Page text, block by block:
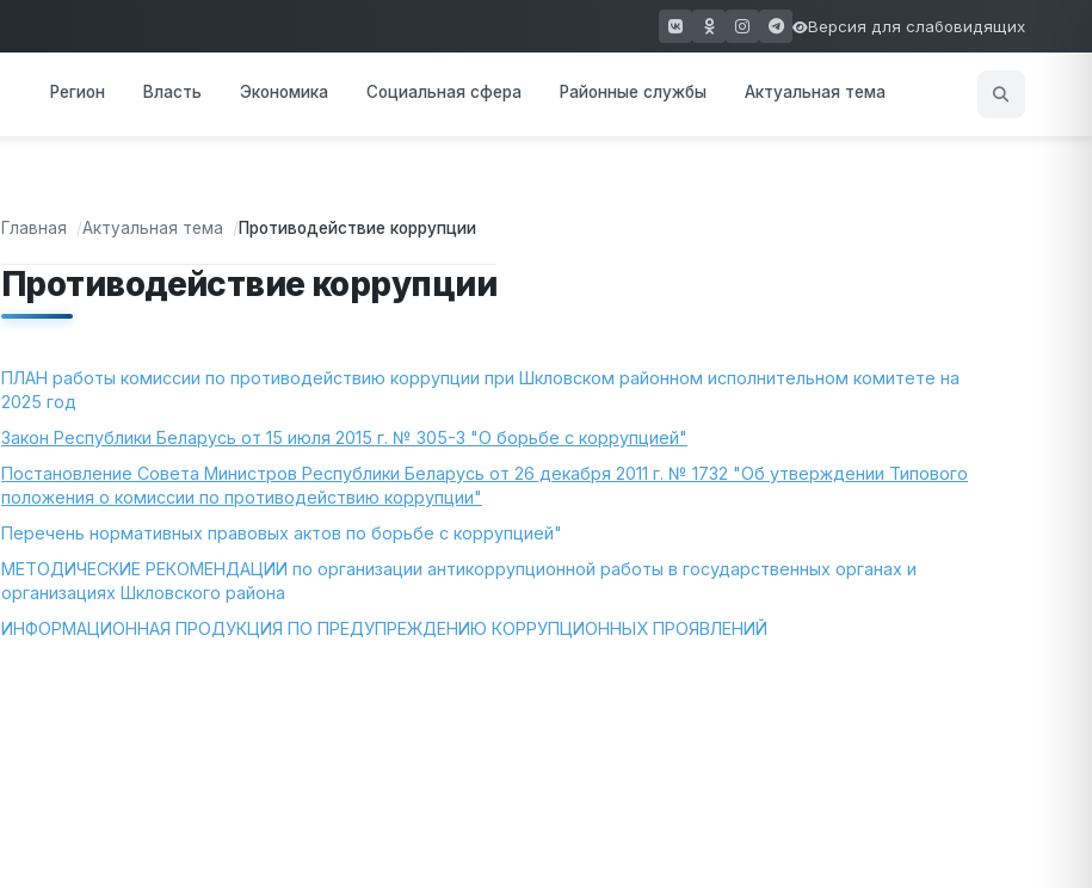
(открывается в новом окне)
(открывается в новом окне)
(открывается в новом окне)
(открывается в новом окне)
Версия для слабовидящих
Основная навигация
Регион Власть Экономика Социальная сфера Районные службы Актуальная тема
Главная Актуальная тема Противодействие коррупции
Противодействие коррупции
ПЛАН работы комиссии по противодействию коррупции при Шкловском районном исполнительном комитете на
2025 год
Закон Республики Беларусь от 15 июля 2015 г. № 305-З "О борьбе с коррупцией"
Постановление Совета Министров Республики Беларусь от 26 декабря 2011 г. № 1732 "Об утверждении Типового
положения о комиссии по противодействию коррупции"
Перечень нормативных правовых актов по борьбе с коррупцией"
МЕТОДИЧЕСКИЕ РЕКОМЕНДАЦИИ по организации антикоррупционной работы в государственных органах и
организациях Шкловского района
ИНФОРМАЦИОННАЯ ПРОДУКЦИЯ ПО ПРЕДУПРЕЖДЕНИЮ КОРРУПЦИОННЫХ ПРОЯВЛЕНИЙ